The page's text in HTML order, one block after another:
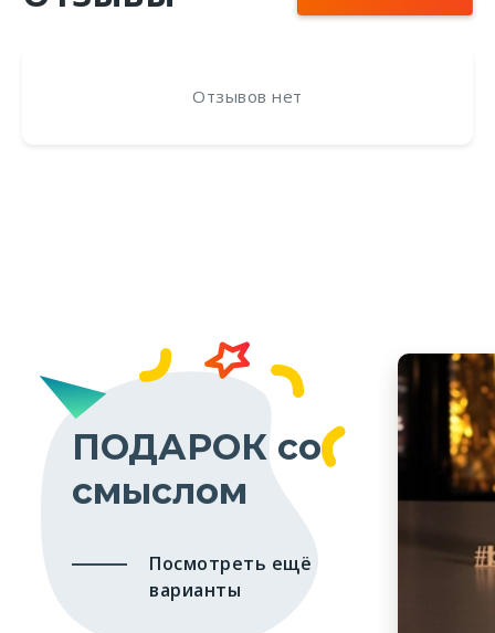
Отзывов нет
ПОДАРОК со
смыслом
Посмотреть ещё
варианты